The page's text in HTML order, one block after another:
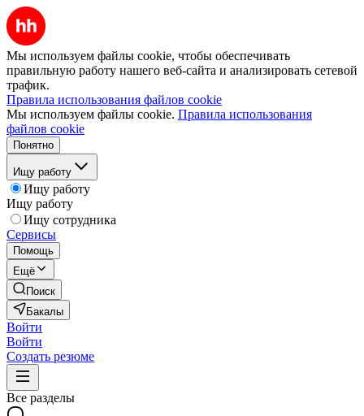
Мы используем файлы cookie, чтобы обеспечивать
правильную работу нашего веб-сайта и анализировать сетевой
трафик.
Правила использования файлов cookie
Мы используем файлы cookie. Правила использования
файлов cookie
Понятно
Ищу работу
Ищу работу
Ищу работу
Ищу сотрудника
Сервисы
Помощь
Ещё
Поиск
Бакалы
Войти
Войти
Создать резюме
Все разделы